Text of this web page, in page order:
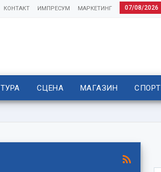
07/08/2026
МАРКЕТИНГ
ИМПРЕСУМ
КОНТАКТ
СЦЕНА МАГАЗИН СПОРТ